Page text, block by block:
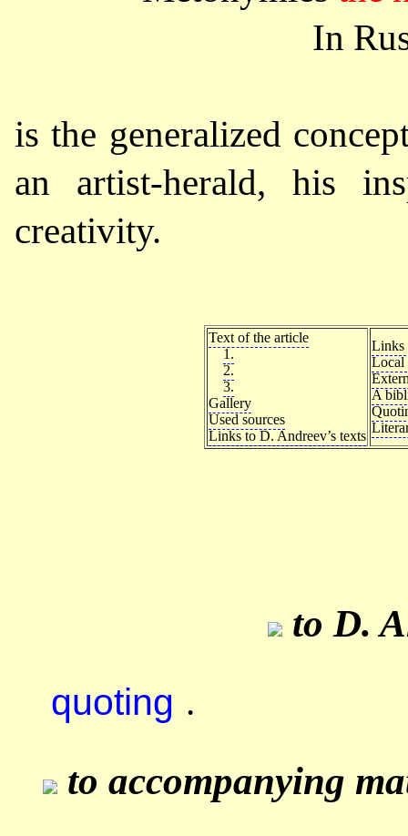
In
is the generalized
an artist-herald, his
creativity.
Text of the article
1.
2.
3.
Gallery
Used sources
Links to D. Andreev’s texts
Links
Local
A
to D.
quoting .
to accompanying